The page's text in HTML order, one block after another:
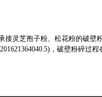
芝孢子粉、松花粉的破壁
，破壁粉碎过